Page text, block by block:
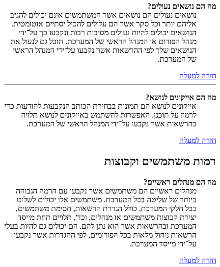
מה הם נושאים נעולים?
נושאים נעולים הם נושאים אשר המשתמשים אינם יכולים להגיב
אליהם יותר וכל סקר אשר הם עלולים להכיל יסתיים אוטומטית.
הנושאים יכולים להיות נעולים מסיבות רבות ונקבעו כך על־ידי
מנהל הפורום או המנהל הראשי של המערכת. תוכל גם לנעול את
הנושאים שלך לפי ההרשאות אשר נקבעו על־ידי המנהל הראשי
של המערכת.
חזרה למעלה
מה הם אייקונים לנושא?
אייקונים לנושא הם תמונות בבחירת הכותב הנקבעות להודעות כדי
לרמוז על תוכנן. האפשרות להשתמש באייקונים לנושא תלויה
בהרשאות אשר נקבעו על־ידי המנהל הראשי של המערכת.
חזרה למעלה
רמות משתמשים וקבוצות
מה הם מנהלים ראשיים?
מנהלים ראשיים הם משתמשים אשר נקבעו עם הרמה הגבוהה
ביותר של שליטה בכל המערכת. משתמשים אלו יכולים לשלוט
בכל חלקי המערכת, כולל הגדרת הרשאות, חסימת משתמשים,
יצירת קבוצות משתמשים או מנהלים, וכד', תלויים תחת מייסד
המערכת ובהרשאות אשר הוא נתן להם. הם יכולים גם להיות בעלי
הרשאות ניהול מלאות בכל הפורומים, לפי ההגדרות אשר נקבעו
על־ידי מייסד המערכת.
חזרה למעלה